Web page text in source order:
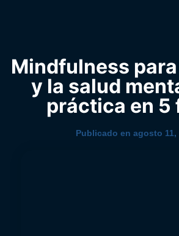
Mindfulness
y la salud
práctica en 5
Publicado en agosto 11,